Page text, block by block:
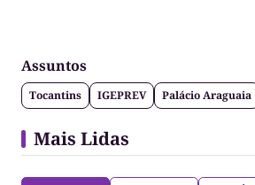
Assuntos
Tocantins IGEPREV Palácio Araguaia
Mais Lidas